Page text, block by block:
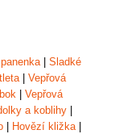
| Sladké
| Vepřová
Vepřová
a koblihy
Hovězí kližka|